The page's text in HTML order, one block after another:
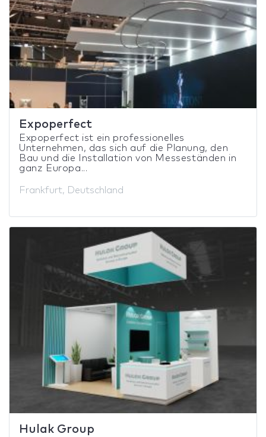
Expoperfect
Expoperfect ist ein professionelles
Unternehmen, das sich auf die Planung, den
Bau und die Installation von Messeständen in
ganz Europa...
Frankfurt, Deutschland
Hulak Group